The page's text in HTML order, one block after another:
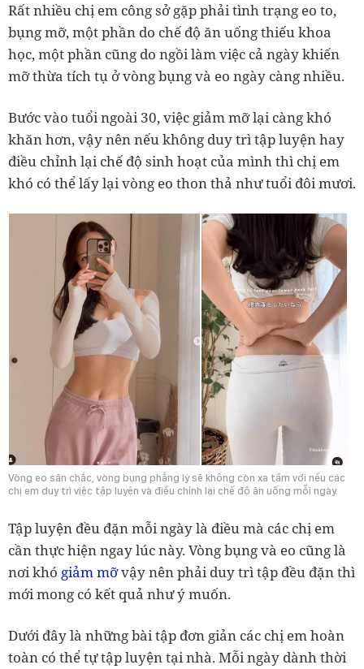
Rất nhiều chị em công sở gặp phải tình trạng eo to,
bụng mỡ, một phần do chế độ ăn uống thiếu khoa
học, một phần cũng do ngồi làm việc cả ngày khiến
mỡ thừa tích tụ ở vòng bụng và eo ngày càng nhiều.
Bước vào tuổi ngoài 30, việc giảm mỡ lại càng khó
khăn hơn, vậy nên nếu không duy trì tập luyện hay
điều chỉnh lại chế độ sinh hoạt của mình thì chị em
khó có thể lấy lại vòng eo thon thả như tuổi đôi mươi.
Vòng eo săn chắc, vòng bụng phẳng lỳ sẽ không còn xa tầm với nếu các
chị em duy trì việc tập luyện và điều chỉnh lại chế độ ăn uống mỗi ngày.
Tập luyện đều đặn mỗi ngày là điều mà các chị em
cần thực hiện ngay lúc này. Vòng bụng và eo cũng là
nơi khó giảm mỡvậy nên phải duy trì tập đều đặn thì
mới mong có kết quả như ý muốn.
Dưới đây là những bài tập đơn giản các chị em hoàn
toàn có thể tự tập luyện tại nhà. Mỗi ngày dành thời